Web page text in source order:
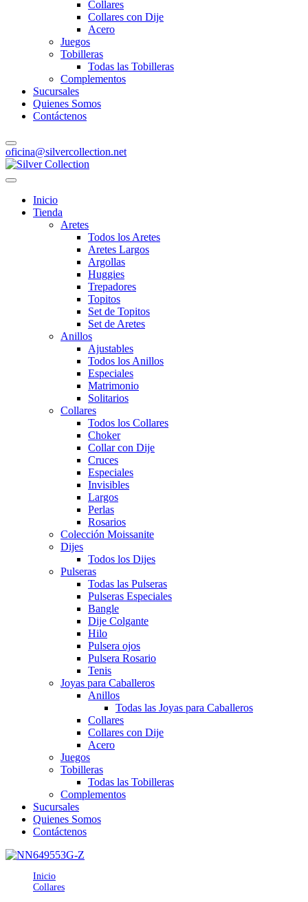
Collares
Collares con Dije
Acero
Juegos
Tobilleras
Todas las Tobilleras
Complementos
Sucursales
Quienes Somos
Contáctenos
oficina@silvercollection.net
Inicio
Tienda
Aretes
Todos los Aretes
Aretes Largos
Argollas
Huggies
Trepadores
Topitos
Set de Topitos
Set de Aretes
Anillos
Ajustables
Todos los Anillos
Especiales
Matrimonio
Solitarios
Collares
Todos los Collares
Choker
Collar con Dije
Cruces
Especiales
Invisibles
Largos
Perlas
Rosarios
Colección Moissanite
Dijes
Todos los Dijes
Pulseras
Todas las Pulseras
Pulseras Especiales
Bangle
Dije Colgante
Hilo
Pulsera ojos
Pulsera Rosario
Tenis
Joyas para Caballeros
Anillos
Todas las Joyas para Caballeros
Collares
Collares con Dije
Acero
Juegos
Tobilleras
Todas las Tobilleras
Complementos
Sucursales
Quienes Somos
Contáctenos
Inicio
Collares